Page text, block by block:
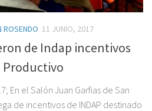
ROSENDO 11 JUNIO, 2017
de Indap incentivos
En el Salón Juan Garfias de San
de incentivos de INDAP destinado